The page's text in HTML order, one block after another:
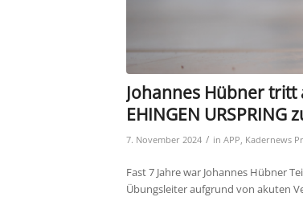
Johannes Hübner tritt
EHINGEN URSPRING
7. November 2024 / in APP Kadernews
Fast 7 Jahre war Johannes Hübner
Übungsleiter aufgrund von akuten